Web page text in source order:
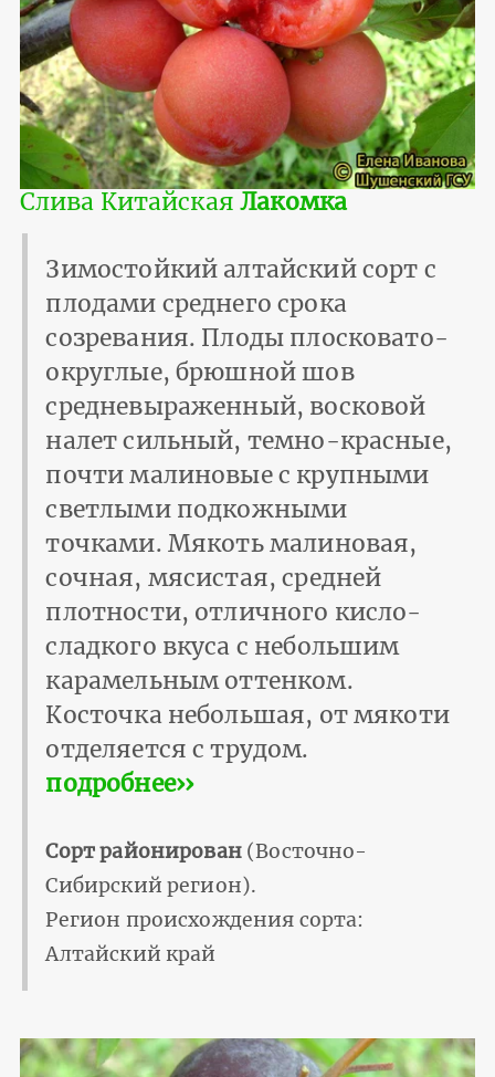
Слива КитайскаяЛакомка
Зимостойкий алтайский сорт с
плодами среднего срока
созревания. Плоды плосковато-
округлые, брюшной шов
средневыраженный, восковой
налет сильный, темно-красные,
почти малиновые с крупными
светлыми подкожными
точками. Мякоть малиновая,
сочная, мясистая, средней
плотности, отличного кисло-
сладкого вкуса с небольшим
карамельным оттенком.
Косточка небольшая, от мякоти
отделяется с трудом.
подробнее››
Сорт районирован(Восточно-
Сибирский регион).
Регион происхождения сорта:
Алтайский край